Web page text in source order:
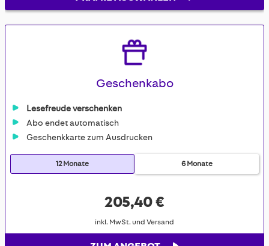
Geschenkabo
Lesefreude verschenken
Abo endet automatisch
Geschenkkarte zum Ausdrucken
12 Monate 6 Monate
205,40 €
inkl. MwSt. und Versand